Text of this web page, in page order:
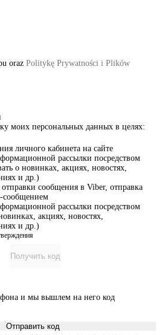
oraz Politykę Prywatności i Plików
моих персональных данных в целях:
личного кабинета на сайте
рассылки посредством
о новинках, акциях, новостях,
и др.)
сообщения в Viber, отправка
сообщением
рассылки посредством
акциях, новостях,
и др.)
Получить код
и мы вышлем на него код
Отправить код